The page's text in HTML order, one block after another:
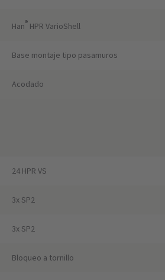
Han®HPR VarioShell
Base montaje tipo pasamuros
Acodado
24 HPR VS
3x SP2
3x SP2
Bloqueo a tornillo